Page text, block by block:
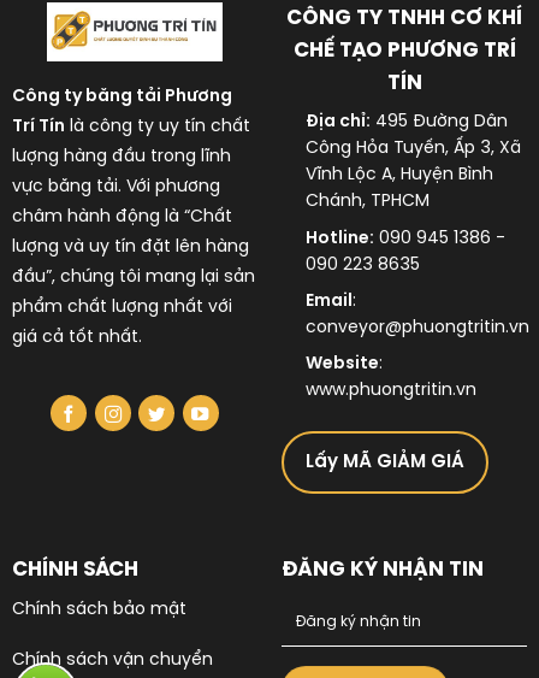
Công ty băng tải Phương
Trí Tín là công ty uy tín chất
lượng hàng đầu trong lĩnh
vực băng tải. Với phương
châm hành động là “Chất
lượng và uy tín đặt lên hàng
đầu”, chúng tôi mang lại sản
phẩm chất lượng nhất với
giá cả tốt nhất.
CÔNG TY TNHH CƠ KHÍ
CHẾ TẠO PHƯƠNG TRÍ
TÍN
Địa chỉ: 495 Đường Dân
Công Hỏa Tuyến, Ấp 3, Xã
Vĩnh Lộc A, Huyện Bình
Chánh, TPHCM
Hotline: 090 945 1386 -
090 223 8635
Email :
conveyor@phuongtritin.vn
Website:
www.phuongtritin.vn
Lấy MÃ GIẢM GIÁ
CHÍNH SÁCH
Chính sách bảo mật
Chính sách vận chuyển
ĐĂNG KÝ NHẬN TIN